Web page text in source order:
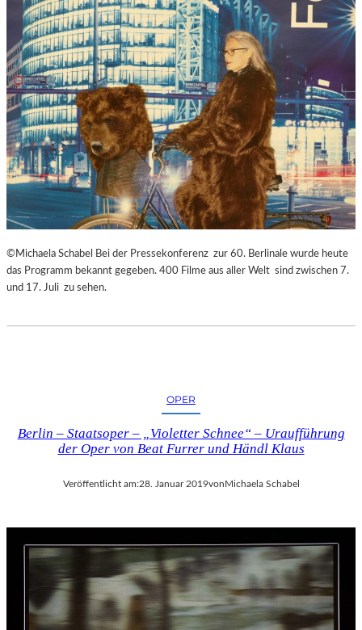
©Michaela Schabel Bei der Pressekonferenz zur 60. Berlinale wurde heute
das Programm bekannt gegeben. 400 Filme aus aller Welt sind zwischen 7.
und 17. Juli zu sehen.
OPER
Berlin – Staatsoper – „Violetter Schnee“ – Uraufführung
der Oper von Beat Furrer und Händl Klaus
Veröffentlicht am:28. Januar 2019vonMichaela Schabel